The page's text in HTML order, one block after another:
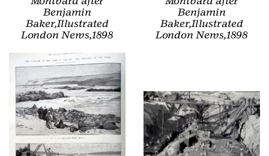
Benjamin
Baker,Illustrated
London News,1898
Benjamin
Baker,Illustrated
London News,1898